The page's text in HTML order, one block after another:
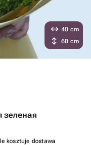
зеленая
kosztuje dostawa
40 cm
60 cm